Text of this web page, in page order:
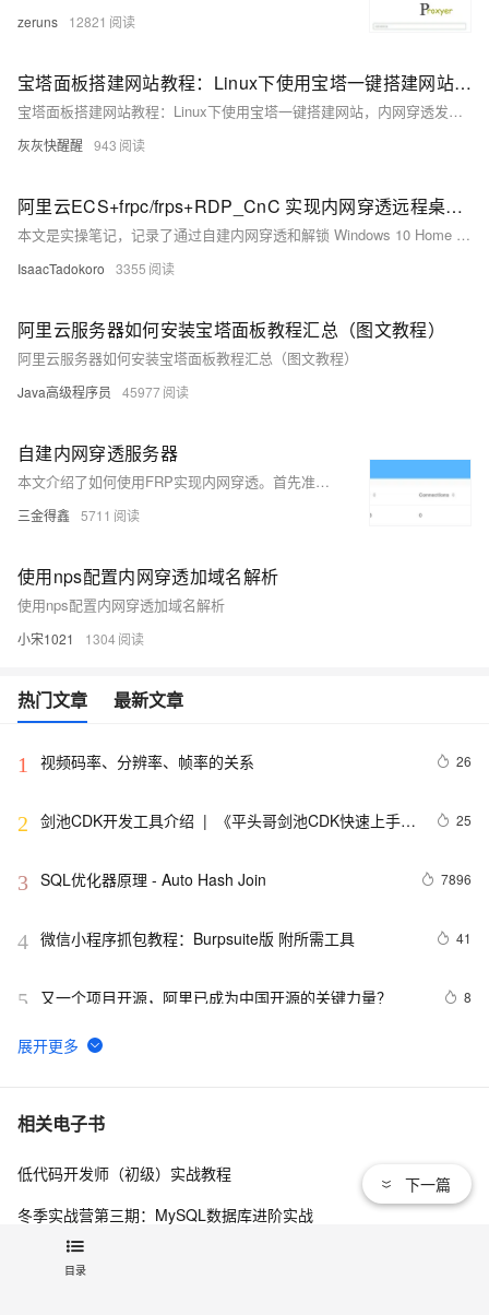
目录
zeruns 12821
宝塔面板搭建网站教程：Linux下使用宝塔一键搭建网站，内网穿透发布公网上线
宝塔面板搭建网站教程：Linux下使用宝塔一键搭建网站，内网穿透发布公网上线
灰灰快醒醒 943
阿里云ECS+frpc/frps+RDP_CnC 实现内网穿透远程桌面，无公网家庭版Win10台式机变身远程工作站
本文是实操笔记，记录了通过自建内网穿透和解锁 Windows 10 Home 的远程桌面功能，将没有公网 IP 的家用台式机配置成远程工作站的大致过程。在此过程中我练习了简单的 Linux 系统操作，了解了一些实用的服务器工具软件（如文中提到的 frpc/frps 套件与 Windows 系统上的 WinSW 服务封装工具）。
IsaacTadokoro 3355
阿里云服务器如何安装宝塔面板教程汇总（图文教程）
阿里云服务器如何安装宝塔面板教程汇总（图文教程）
Java高级程序员 45977
自建内网穿透服务器
本文介绍了如何使用FRP实现内网穿透。首先准备一台具有公网IP的云服务器和一台内网服务器，接着在云服务器上安装Docker和FRP服务端，配置`frps.ini`文件并启动服务。在内网服务器上手动安装FRP客户端，配置`frpc.ini`文件并启动服务。最后通过FRP控制台验证连接状态，确保可以通过公网IP访问内网服务。
三金得鑫 5711
使用nps配置内网穿透加域名解析
使用nps配置内网穿透加域名解析
小宋1021 1304
热门文章 最新文章
1 视频码率、分辨率、帧率的关系 26
2 剑池CDK开发工具介绍  |  《平头哥剑池CDK快速上手指
25
3 SQL优化器原理 - Auto Hash Join 7896
4 微信小程序抓包教程：Burpsuite版 附所需工具 41
5 又一个项目开源，阿里已成为中国开源的关键力量？ 8
6 tailwindcss使用教程
7 我的博客即将入驻“云栖社区”，诚邀技术同仁一同入驻。
8 思科路由器的密码恢复 4
相关电子书
低代码开发师（初级）实战教程
冬季实战营第三期：MySQL数据库进阶实战
阿里巴巴DevOps 最佳实践手册
下一篇